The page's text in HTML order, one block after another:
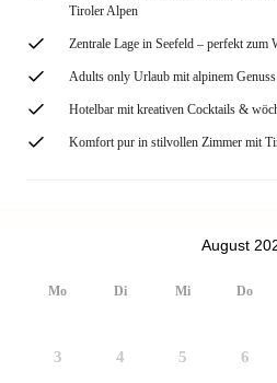
Tiroler Alpen
Zentrale Lage in Seefeld – perfekt zum
Adults only Urlaub mit alpinem
Hotelbar mit kreativen Cocktails &
Komfort pur in stilvollen Zimmer mit
August
Mo Di Mi Do
3 4 5 6